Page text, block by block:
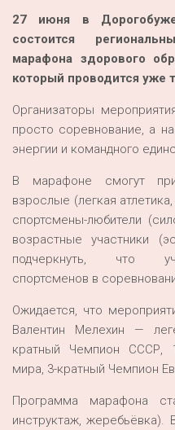
Перепись — 2020
27 июня в
состоится
марафона здорового
который проводится уже
Организаторы
просто соревнование, а
энергии и командного
В марафоне смогут
взрослые (легкая
спортсмены-любители
возрастные участники
подчеркнуть, что
спортсменов в
Ожидается, что
Валентин Мелехин —
кратный Чемпион СССР,
мира, 3-кратный Чемпион
Программа марафона
инструктаж, жеребьёвка).